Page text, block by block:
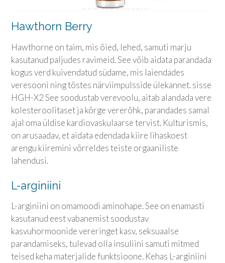
Hawthorn Berry
Hawthorne on taim, mis õied, lehed, samuti marju
kasutanud paljudes ravimeid. See võib aidata parandada
kogus verd kuivendatud südame, mis laiendades
veresooni ning tõstes närviimpulsside ülekannet. sisse
HGH-X2 See soodustab verevoolu, aitab alandada vere
kolesteroolitaset ja kõrge vererõhk, parandades samal
ajal oma üldise kardiovaskulaarse tervist. Kulturismis,
on arusaadav, et aidata edendada kiire lihaskoest
arengu kiiremini võrreldes teiste orgaaniliste
lahendusi.
L-arginiini
L-arginiini on omamoodi aminohape. See on enamasti
kasutanud eest vabanemist soodustav
kasvuhormoonide vereringet kasv, seksuaalse
parandamiseks, tulevad olla insuliini samuti mitmed
teised keha materjalide funktsioone. Kehas L-arginiini